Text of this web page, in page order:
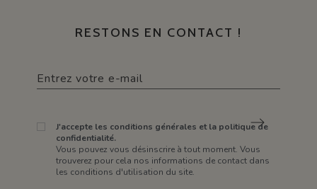
RESTONS EN CONTACT !
J'accepte les conditions générales et la politique de
confidentialité.
Vous pouvez vous désinscrire à tout moment. Vous
trouverez pour cela nos informations de contact dans
les conditions d'utilisation du site.